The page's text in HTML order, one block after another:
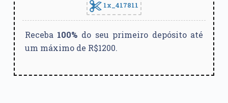
1x_417811
Receba 100% do seu primeiro depósito até
um máximo de R$1200.